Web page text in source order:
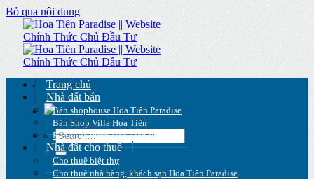
Bỏ qua nội dung
Trang chủ
Nhà đất bán
Bán shophouse Hoa Tiên Paradise
Bán Shop Villa Hoa Tiên
Bán villa vườn Hoa Tiên Paradise
Nhà đất cho thuê
Cho thuê biệt thự
Cho thuê nhà hàng, khách sạn Hoa Tiên Paradise